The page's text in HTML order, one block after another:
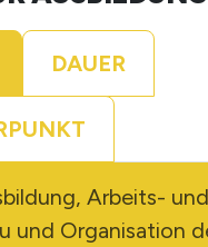
DAUER
Arbeits-
und Organisation